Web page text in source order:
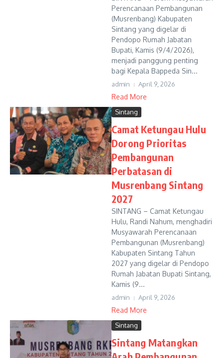
Perencanaan Pembangunan
(Musrenbang) Kabupaten
Sintang yang digelar di
Pendopo Rumah Jabatan
Bupati, Kamis (9/4/2026),
menjadi panggung penting
bagi Kepala Bappeda Sin...
admin April 9, 2026
Read More
Sintang
Camat Ketungau Hulu
Dorong Prioritas
Pembangunan
Perbatasan di
Musrenbang Sintang
2027
SINTANG – Camat Ketungau
Hulu, Randi Nahum, menghadiri
Musyawarah Perencanaan
Pembangunan (Musrenbang)
Kabupaten Sintang Tahun
2027 yang digelar di Pendopo
Rumah Jabatan Bupati Sintang,
Kamis (9...
admin April 9, 2026
Read More
Sintang
Sintang Matangkan